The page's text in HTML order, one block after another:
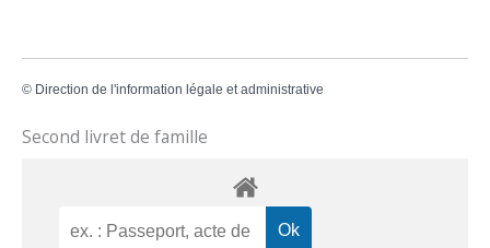
© Direction de l'information légale et administrative
Second livret de famille